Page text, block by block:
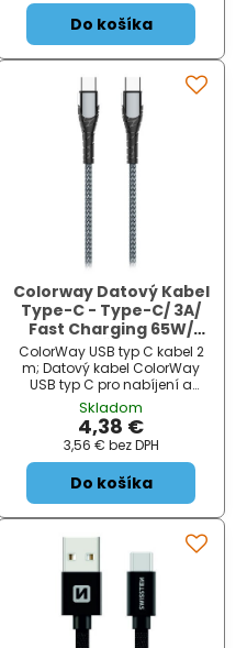
SPECIFIKACE...
Do košíka
Colorway Datový Kabel
Type-C - Type-C/ 3A/
Fast Charging 65W/
2m/ Šedivý
ColorWay USB typ C kabel 2
m; Datový kabel ColorWay
USB typ C pro nabíjení a
rychlý přenos dat během
synchronizace. Vyznačuje se
kvalitním zpracováním...
Skladom
4,38 €
3,56 € bez DPH
Do košíka